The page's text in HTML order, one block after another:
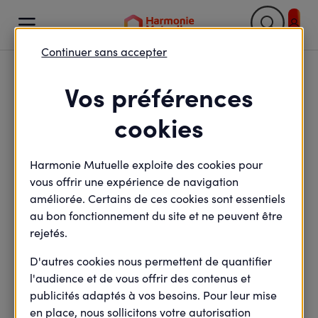

Mutuelle à 18 ans : tout
ce que vous devez
savoir !
Mis à jour le27 février 2025
Vos préférences
cookies
Harmonie Mutuelle exploite des cookies pour
vous offrir une expérience de navigation
améliorée. Certains de ces cookies sont essentiels
au bon fonctionnement du site et ne peuvent être
rejetés.
D'autres cookies nous permettent de quantifier
l'audience et de vous offrir des contenus et
publicités adaptés à vos besoins. Pour leur mise
en place, nous sollicitons votre autorisation
Continuer sans accepter